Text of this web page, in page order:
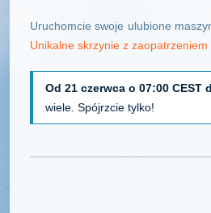
Uruchomcie swoje ulubione
Unikalne skrzynie z zaopatrzeniem
Od 21 czerwca o 07:00 CEST
wiele. Spójrzcie tylko!